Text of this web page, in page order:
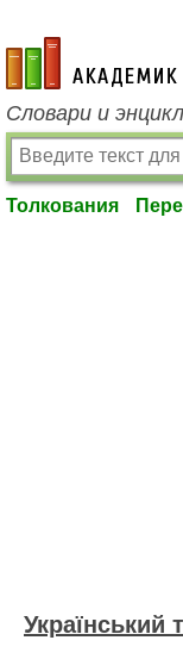
academic.ru
Словари и
Толкования
Український